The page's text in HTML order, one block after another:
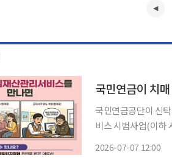
국민연금이 치
국민연금공단이 신
비스 시범사업(이하 시범사업)’의
2026-07-07 12:00